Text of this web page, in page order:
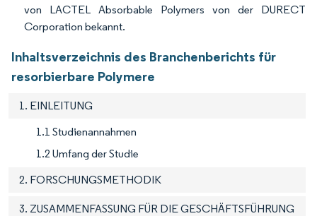
von LACTEL Absorbable Polymers von der DURECT
Corporation bekannt.
Inhaltsverzeichnis des Branchenberichts für
resorbierbare Polymere
1. EINLEITUNG
1.1 Studienannahmen
1.2 Umfang der Studie
2. FORSCHUNGSMETHODIK
3. ZUSAMMENFASSUNG FÜR DIE GESCHÄFTSFÜHRUNG